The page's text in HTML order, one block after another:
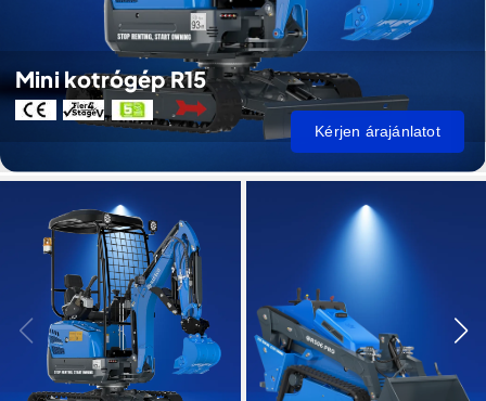
Mini kotrógép R15
Kérjen árajánlatot